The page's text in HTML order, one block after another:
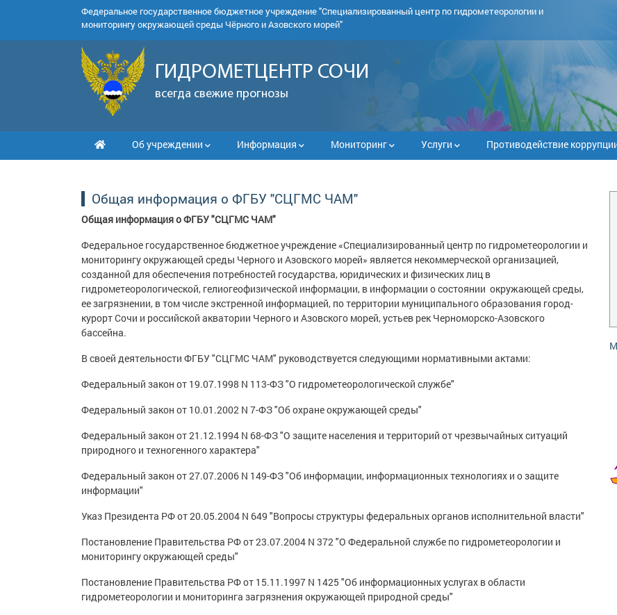
Федеральное государственное бюджетное учреждение"Специализированный центр по гидрометеорологии и
мониторингу окружающей среды Чёрного и Азовского морей"
ГИДРОМЕТЦЕНТР СОЧИ
всегда свежие прогнозы
Об учреждении Информация Мониторинг Услуги Противодействие
Общая информация о ФГБУ "СЦГМС ЧАМ"
Общая информация о ФГБУ "СЦГМС ЧАМ"
Федеральное государственное бюджетное учреждение «Специализированный центр по гидрометеорологии и
мониторингу окружающей среды Черного и Азовского морей» является некоммерческой организацией,
созданной для обеспечения потребностей государства, юридических и физических лиц в
гидрометеорологической, гелиогеофизической информации, в информации о состоянии окружающей среды,
ее загрязнении, в том числе экстренной информацией, по территории муниципального образования город-
курорт Сочи и российской акватории Черного и Азовского морей, устьев рек Черноморско-Азовского
бассейна.
В своей деятельности ФГБУ "СЦГМС ЧАМ" руководствуется следующими нормативными актами:
Федеральный закон от 19.07.1998 N 113-ФЗ "О гидрометеорологической службе"
Федеральный закон от 10.01.2002 N 7-ФЗ "Об охране окружающей среды"
Федеральный закон от 21.12.1994 N 68-ФЗ "О защите населения и территорий от чрезвычайных ситуаций
природного и техногенного характера"
Федеральный закон от 27.07.2006 N 149-ФЗ "Об информации, информационных технологиях и о защите
информации"
Указ Президента РФ от 20.05.2004 N 649 "Вопросы структуры федеральных органов исполнительной власти"
Постановление Правительства РФ от 23.07.2004 N 372 "О Федеральной службе по гидрометеорологии и
мониторингу окружающей среды"
Постановление Правительства РФ от 15.11.1997 N 1425 "Об информационных услугах в области
гидрометеорологии и мониторинга загрязнения окружающей природной среды"